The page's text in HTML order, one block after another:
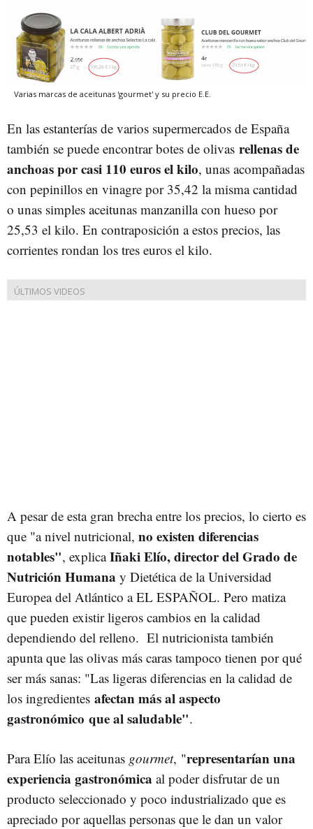
Varias marcas de aceitunas 'gourmet' y su precio E.E.
En las estanterías de varios supermercados de España
también se puede encontrar botes de olivas rellenas de
anchoas por casi 110 euros el kilo, unas acompañadas
con pepinillos en vinagre por 35,42 la misma cantidad
o unas simples aceitunas manzanilla con hueso por
25,53 el kilo. En contraposición a estos precios, las
corrientes rondan los tres euros el kilo.
A pesar de esta gran brecha entre los precios, lo cierto es
que "a nivel nutricional, no existen diferencias
notables", explicaIñaki Elío, director del Grado de
Nutrición Humana y Dietética de la Universidad
Europea del Atlántico a EL ESPAÑOL. Pero matiza
que pueden existir ligeros cambios en la calidad
dependiendo del relleno. El nutricionista también
apunta que las olivas más caras tampoco tienen por qué
ser más sanas: "Las ligeras diferencias en la calidad de
los ingredientes afectan más al aspecto
gastronómico que al saludable".
Para Elío las aceitunas gourmet, "representarían una
experiencia gastronómica al poder disfrutar de un
producto seleccionado y poco industrializado que es
apreciado por aquellas personas que le dan un valor